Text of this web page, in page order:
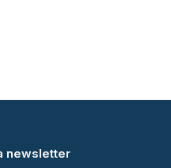
newsletter